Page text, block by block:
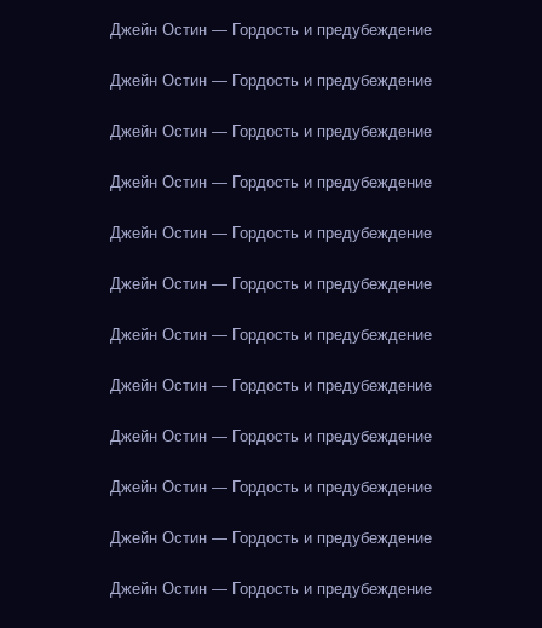
Джейн Остин — Гордость и предубеждение
Джейн Остин — Гордость и предубеждение
Джейн Остин — Гордость и предубеждение
Джейн Остин — Гордость и предубеждение
Джейн Остин — Гордость и предубеждение
Джейн Остин — Гордость и предубеждение
Джейн Остин — Гордость и предубеждение
Джейн Остин — Гордость и предубеждение
Джейн Остин — Гордость и предубеждение
Джейн Остин — Гордость и предубеждение
Джейн Остин — Гордость и предубеждение
Джейн Остин — Гордость и предубеждение